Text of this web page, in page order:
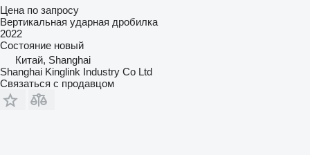
Цена по запросу
Вертикальная ударная дробилка
2022
Состояние новый
Китай, Shanghai
Shanghai Kinglink Industry Co Ltd
Связаться с продавцом